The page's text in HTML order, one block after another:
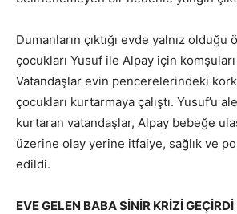
Dumanların çıktığı evde yalnız
çocukları Yusuf ile Alpay için
Vatandaşlar evin pencerelerindeki
çocukları kurtarmaya çalıştı. Yusuf’u
kurtaran vatandaşlar, Alpay bebeğe
üzerine olay yerine itfaiye, sağlık ve
edildi.
EVE GELEN BABA SİNİR KRİZİ GEÇİRDİ